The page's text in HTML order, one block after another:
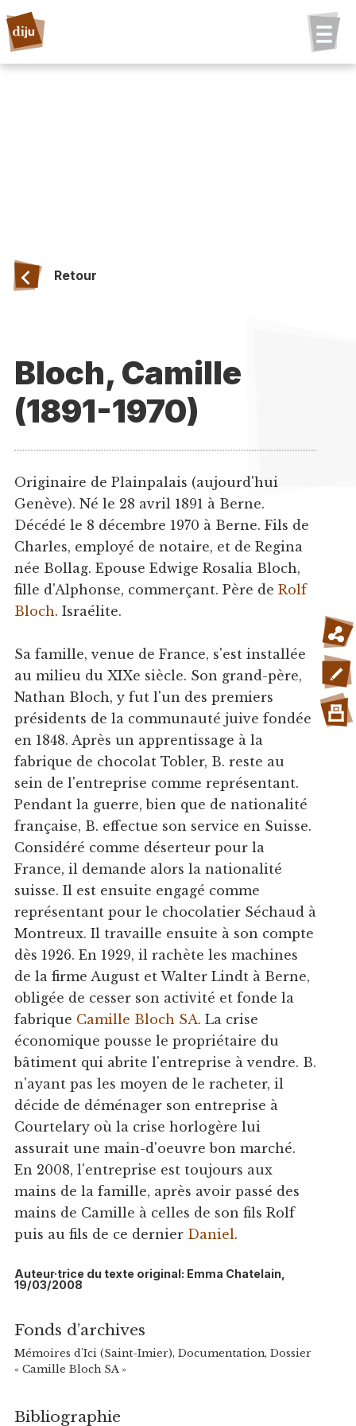
Retour
Bloch, Camille
(1891-1970)
Originaire de Plainpalais (aujourd'hui
Genève). Né le 28 avril 1891 à Berne.
Décédé le 8 décembre 1970 à Berne. Fils de
Charles, employé de notaire, et de Regina
née Bollag. Epouse Edwige Rosalia Bloch,
fille d'Alphonse, commerçant. Père de Rolf
Bloch. Israélite.
Sa famille, venue de France, s'est installée
au milieu du XIXe siècle. Son grand-père,
Nathan Bloch, y fut l'un des premiers
présidents de la communauté juive fondée
en 1848. Après un apprentissage à la
fabrique de chocolat Tobler, B. reste au
sein de l'entreprise comme représentant.
Pendant la guerre, bien que de nationalité
française, B. effectue son service en Suisse.
Considéré comme déserteur pour la
France, il demande alors la nationalité
suisse. Il est ensuite engagé comme
représentant pour le chocolatier Séchaud à
Montreux. Il travaille ensuite à son compte
dès 1926. En 1929, il rachète les machines
de la firme August et Walter Lindt à Berne,
obligée de cesser son activité et fonde la
fabrique Camille Bloch SA. La crise
économique pousse le propriétaire du
bâtiment qui abrite l'entreprise à vendre. B.
n'ayant pas les moyen de le racheter, il
décide de déménager son entreprise à
Courtelary où la crise horlogère lui
assurait une main-d'oeuvre bon marché.
En 2008, l'entreprise est toujours aux
mains de la famille, après avoir passé des
mains de Camille à celles de son fils Rolf
puis au fils de ce dernier Daniel.
Auteur·trice du texte original: Emma Chatelain,
19/03/2008
Fonds d’archives
Mémoires d'Ici (Saint-Imier), Documentation, Dossier
« Camille Bloch SA »
Bibliographie